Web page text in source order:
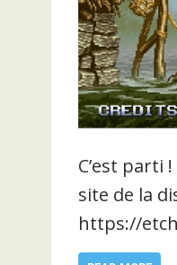
C’est parti
site de la
https://